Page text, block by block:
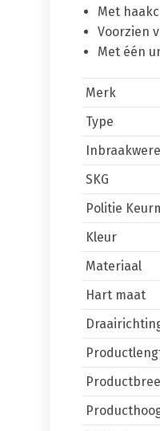
Met
Voorzien
Met één
Merk
Type
SKG
Politie
Kleur
Materiaal
Hart maat